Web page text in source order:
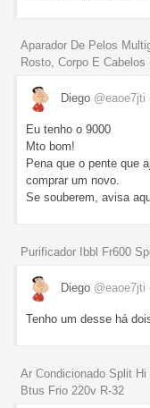
Aparador De Pelos
Rosto, Corpo E Cabelos
Diego @eaoe7jti
Eu tenho o 9000
Mto bom!
Pena que o pente que
comprar um novo.
Se souberem, avisa
Purificador Ibbl Fr600
Diego @eaoe7jti
Tenho um desse há
Ar Condicionado Split
Btus Frio 220v R-32